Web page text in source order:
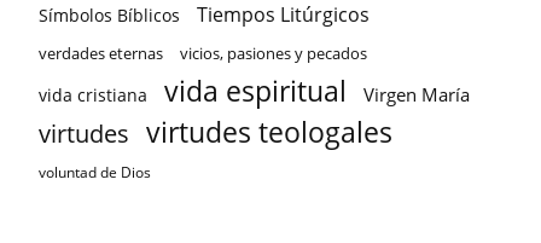
Símbolos Bíblicos Tiempos Litúrgicos
verdades eternas vicios, pasiones y pecados
vida cristiana vida espiritual Virgen María
virtudes virtudes teologales
voluntad de Dios